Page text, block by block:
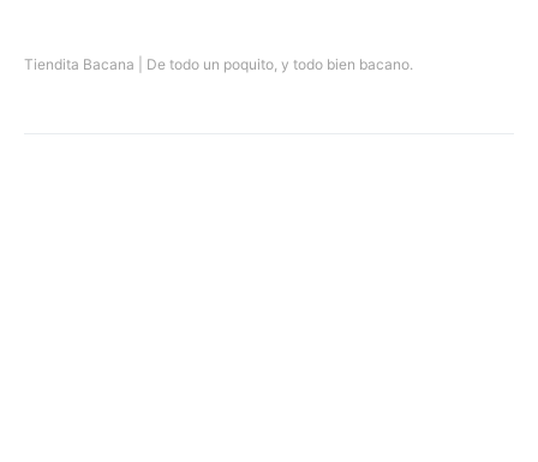
Tiendita Bacana | De todo un poquito, y todo bien bacano.